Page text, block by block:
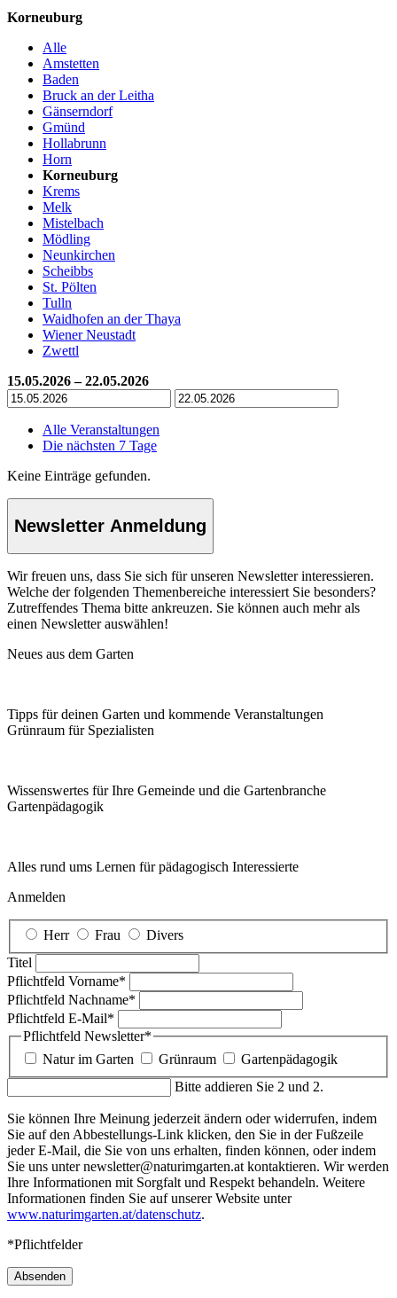
Korneuburg
Alle
Amstetten
Baden
Bruck an der Leitha
Gänserndorf
Gmünd
Hollabrunn
Horn
Korneuburg
Krems
Melk
Mistelbach
Mödling
Neunkirchen
Scheibbs
St. Pölten
Tulln
Waidhofen an der Thaya
Wiener Neustadt
Zwettl
15.05.2026 – 22.05.2026
Alle Veranstaltungen
Die nächsten 7 Tage
Keine Einträge gefunden.
Newsletter Anmeldung
Wir freuen uns, dass Sie sich für unseren Newsletter interessieren.
Welche der folgenden Themenbereiche interessiert Sie besonders?
Zutreffendes Thema bitte ankreuzen. Sie können auch mehr als
einen Newsletter auswählen!
Neues aus dem Garten
Tipps für deinen Garten und kommende Veranstaltungen
Grünraum für Spezialisten
Wissenswertes für Ihre Gemeinde und die Gartenbranche
Garten­pädagogik
Alles rund ums Lernen für pädagogisch Interessierte
Anmelden
Herr Frau
Divers
Titel
Pflichtfeld Vorname*
Pflichtfeld Nachname*
Pflichtfeld E-Mail*
Pflichtfeld Newsletter*
Natur im Garten
Grünraum
Gartenpädagogik
Bitte addieren Sie 2 und 2.
Sie können Ihre Meinung jederzeit ändern oder widerrufen, indem
Sie auf den Abbestellungs-Link klicken, den Sie in der Fußzeile
jeder E-Mail, die Sie von uns erhalten, finden können, oder indem
Sie uns unter newsletter@naturimgarten.at kontaktieren. Wir werden
Ihre Informationen mit Sorgfalt und Respekt behandeln. Weitere
Informationen finden Sie auf unserer Website unter
www.naturimgarten.at/datenschutz.
*Pflichtfelder
Absenden